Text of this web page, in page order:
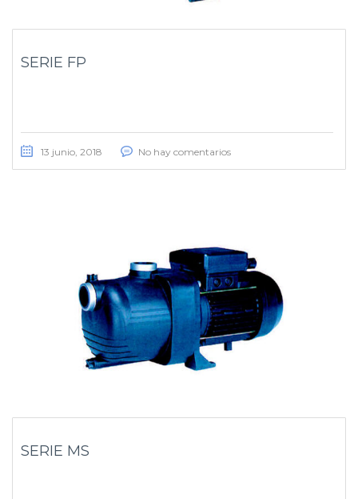
SERIE FP
13 junio, 2018 No hay comentarios
SERIE MS